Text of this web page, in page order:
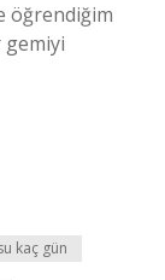
öğrendiğim
gemiyi
kaç gün